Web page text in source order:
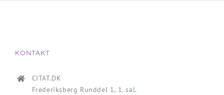
KONTAKT
CITAT.DK
Frederiksberg Runddel 1, 1. sal.